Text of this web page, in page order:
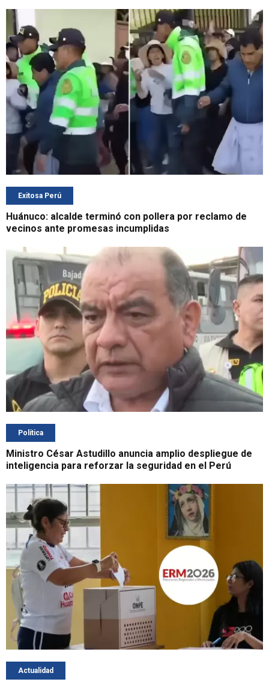
Exitosa Perú
Huánuco: alcalde terminó con pollera por reclamo de
vecinos ante promesas incumplidas
Política
Ministro César Astudillo anuncia amplio despliegue de
inteligencia para reforzar la seguridad en el Perú
Actualidad